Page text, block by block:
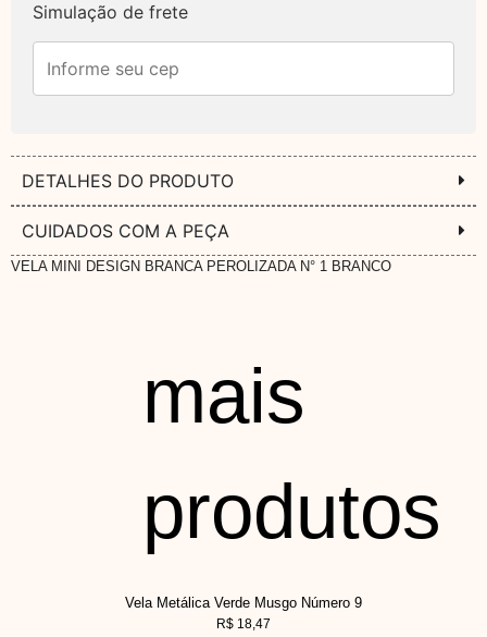
Simulação de frete
DETALHES DO PRODUTO
CUIDADOS COM A PEÇA
VELA MINI DESIGN BRANCA PEROLIZADA N° 1 BRANCO
mais
produtos
Vela Metálica Verde Musgo Número 9
R$ 18,47